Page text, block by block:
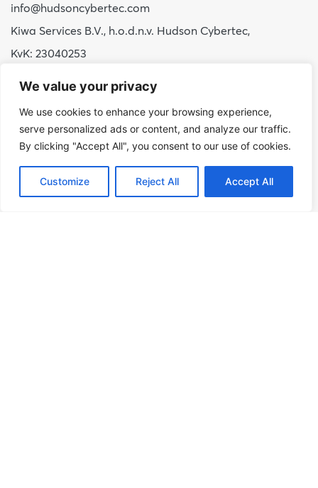
We value your privacy
We use cookies to enhance your browsing experience,
serve personalized ads or content, and analyze our traffic.
By clicking "Accept All", you consent to our use of cookies.
Customize Reject All Accept All
info@hudsoncybertec.com
Kiwa Services B.V., h.o.d.n.v. Hudson Cybertec,
KvK: 23040253
Over ons
Onze werkwijze
Voordelen Hudson Cybertec
Werken bij